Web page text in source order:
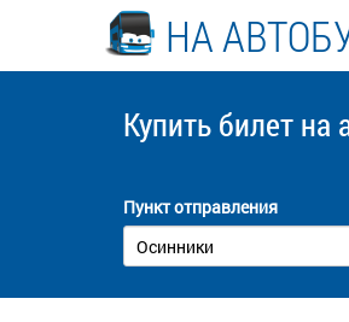
НА
Купить билет на
Пункт отправления